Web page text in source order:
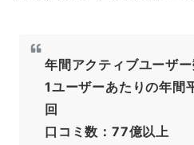
年間アクティブユーザ
1ユーザーあたりの年間
回
口コミ数：77億以上